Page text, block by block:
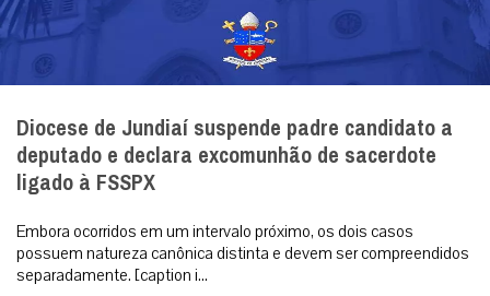
Diocese de Jundiaí suspende padre candidato a
deputado e declara excomunhão de sacerdote
ligado à FSSPX
Embora ocorridos em um intervalo próximo, os dois casos
possuem natureza canônica distinta e devem ser compreendidos
separadamente. [caption i...